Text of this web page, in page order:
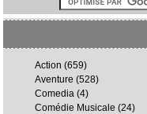
Action (659)
Aventure (528)
Comedia (4)
Comédie Musicale (24)